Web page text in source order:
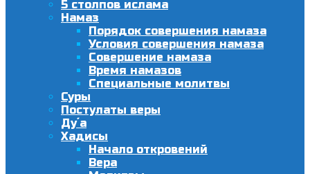
5 столпов ислама
Намаз
Порядок совершения намаза
Условия совершения намаза
Совершение намаза
Время намазов
Специальные молитвы
Суры
Постулаты веры
Ду´а
Хадисы
Начало откровений
Вера